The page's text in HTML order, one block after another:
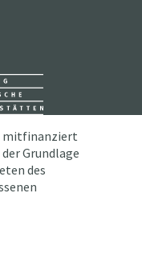
mitfinanziert
Grundlage
des